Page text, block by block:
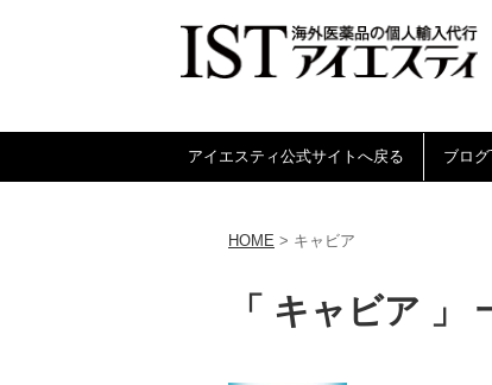
アイエスティ公式サイトへ戻る ブロ
HOME > キャビア
「 キャビア 」